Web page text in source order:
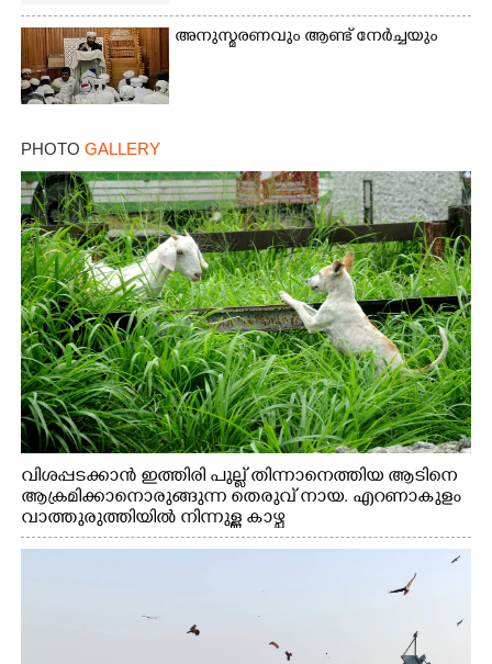
അനുസ്മരണവും ആണ്ട് നേർച്ചയും
PHOTO GALLERY
വിശപ്പടക്കാൻ ഇത്തിരി പുല്ല് തിന്നാനെത്തിയ ആടിനെ
ആക്രമിക്കാനൊരുങ്ങുന്ന തെരുവ് നായ. എറണാകുളം
വാത്തുരുത്തിയിൽ നിന്നുള്ള കാഴ്ച